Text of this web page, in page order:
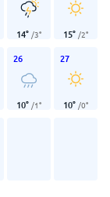
14° /3° 15° /2°
26
10° /1°
27
10° /0°